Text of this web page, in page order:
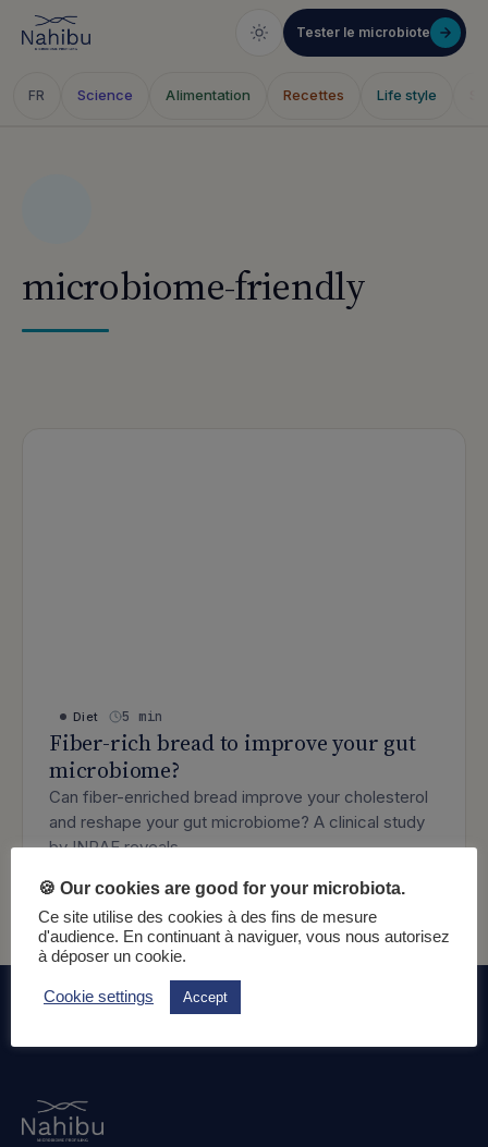
Tester le microbiote
FR Science Alimentation Recettes Life style
microbiome-friendly
Diet 5 min
Fiber-rich bread to improve your gut
microbiome?
Can fiber-enriched bread improve your cholesterol
and reshape your gut microbiome? A clinical study
by INRAE reveals…
Lire l’article : Fiber-rich bread to improve your gut
🍪 Our cookies are good for your microbiota.
Ce site utilise des cookies à des fins de mesure
d'audience. En continuant à naviguer, vous nous autorisez
à déposer un cookie.
Cookie settings Accept